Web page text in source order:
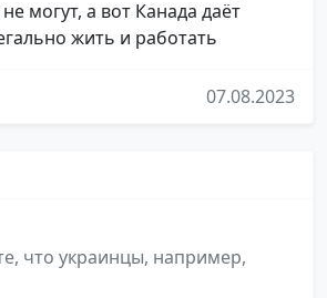
могут, а вот Канада даёт
жить и работать
07.08.2023
что украинцы, например,